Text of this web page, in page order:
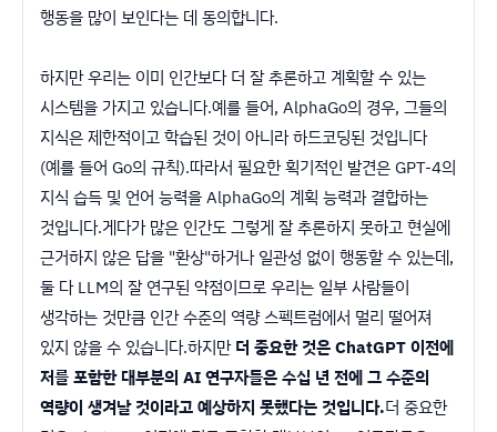
행동을 많이 보인다는 데 동의합니다.
하지만 우리는 이미 인간보다 더 잘 추론하고 계획할 수 있는
시스템을 가지고 있습니다.예를 들어, AlphaGo의 경우, 그들의
지식은 제한적이고 학습된 것이 아니라 하드코딩된 것입니다
(예를 들어 Go의 규칙).따라서 필요한 획기적인 발견은 GPT-4의
지식 습득 및 언어 능력을 AlphaGo의 계획 능력과 결합하는
것입니다.게다가 많은 인간도 그렇게 잘 추론하지 못하고 현실에
근거하지 않은 답을 "환상"하거나 일관성 없이 행동할 수 있는데,
둘 다 LLM의 잘 연구된 약점이므로 우리는 일부 사람들이
생각하는 것만큼 인간 수준의 역량 스펙트럼에서 멀리 떨어져
있지 않을 수 있습니다.하지만더 중요한 것은 ChatGPT 이전에
저를 포함한 대부분의 AI 연구자들은 수십 년 전에 그 수준의
역량이 생겨날 것이라고 예상하지 못했다는 것입니다.더 중요한